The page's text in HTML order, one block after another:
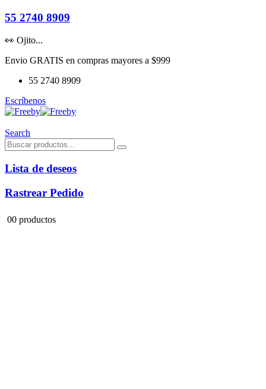
55 2740 8909
👀 Ojito...
Envio GRATIS en compras mayores a $999
55 2740 8909
Escríbenos
Search
Lista de deseos
Rastrear Pedido
00 productos